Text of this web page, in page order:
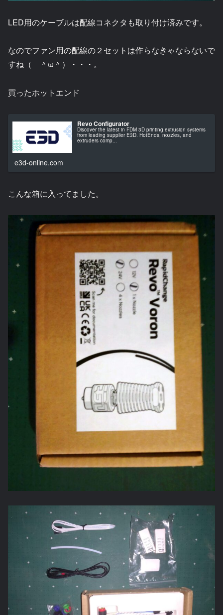
LED用のケーブルは配線コネクタも取り付け済みです。
なのでファン用の配線の２セットは作らなきゃならないで
すね（ ＾ω＾）・・・。
買ったホットエンド
Revo Configurator
Discover the latest in FDM 3D printing extrusion systems
from leading supplier E3D. HotEnds, nozzles, and
extruders comp...
e3d-online.com
こんな箱に入ってました。